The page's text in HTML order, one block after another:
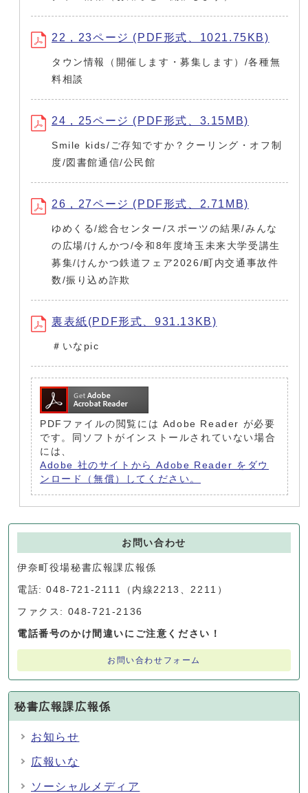
22，23ページ (PDF形式、1021.75KB)
タウン情報（開催します・募集します）/各種無
料相談
24，25ページ (PDF形式、3.15MB)
Smile kids/ご存知ですか？クーリング・オフ制
度/図書館通信/公民館
26，27ページ (PDF形式、2.71MB)
ゆめくる/総合センター/スポーツの結果/みんな
の広場/けんかつ/令和8年度埼玉未来大学受講生
募集/けんかつ鉄道フェア2026/町内交通事故件
数/振り込め詐欺
裏表紙(PDF形式、931.13KB)
＃いなpic
PDFファイルの閲覧には Adobe Reader が必要
です。同ソフトがインストールされていない場合
には、
Adobe 社のサイトから Adobe Reader をダウ
ンロード（無償）してください。
お問い合わせ
伊奈町役場秘書広報課広報係
電話: 048-721-2111（内線2213、2211）
ファクス: 048-721-2136
電話番号のかけ間違いにご注意ください！
お問い合わせフォーム
秘書広報課広報係
お知らせ
広報いな
ソーシャルメディア